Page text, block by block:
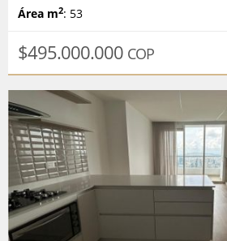
Área m2: 53
$495.000.000 COP